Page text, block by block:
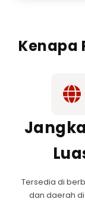
Kenapa
Tersedia di
dan daerah